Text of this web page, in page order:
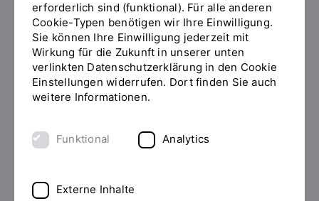
Beate Hanauer
Zum Personenverzeichnis
erforderlich sind (funktional). Für alle anderen
Cookie-Typen benötigen wir Ihre Einwilligung.
Sie können Ihre Einwilligung jederzeit mit
Wirkung für die Zukunft in unserer unten
verlinkten Datenschutzerklärung in den Cookie
Einstellungen widerrufen. Dort finden Sie auch
weitere Informationen.
Funktional Analytics
Externe Inhalte